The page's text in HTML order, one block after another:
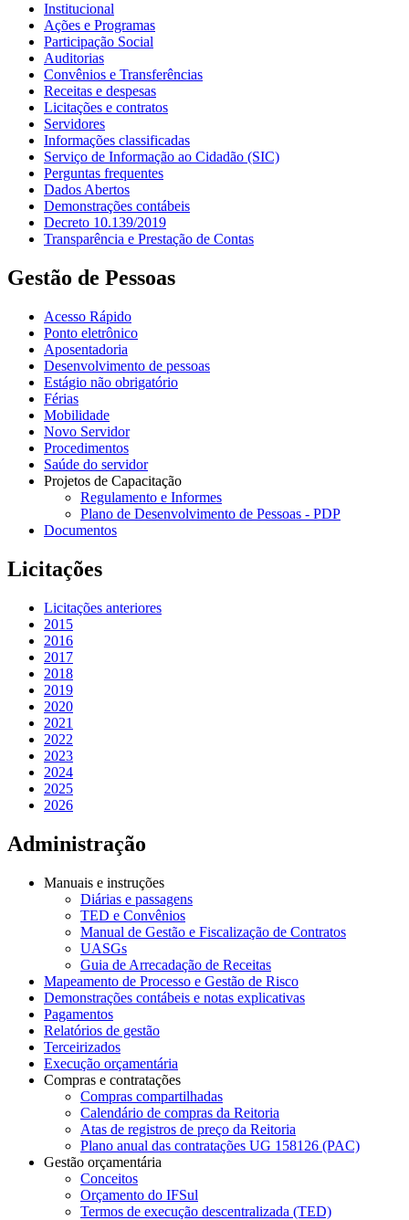
Institucional
Ações e Programas
Participação Social
Auditorias
Convênios e Transferências
Receitas e despesas
Licitações e contratos
Servidores
Informações classificadas
Serviço de Informação ao Cidadão (SIC)
Perguntas frequentes
Dados Abertos
Demonstrações contábeis
Decreto 10.139/2019
Transparência e Prestação de Contas
Gestão de Pessoas
Acesso Rápido
Ponto eletrônico
Aposentadoria
Desenvolvimento de pessoas
Estágio não obrigatório
Férias
Mobilidade
Novo Servidor
Procedimentos
Saúde do servidor
Projetos de Capacitação
Regulamento e Informes
Plano de Desenvolvimento de Pessoas - PDP
Documentos
Licitações
Licitações anteriores
2015
2016
2017
2018
2019
2020
2021
2022
2023
2024
2025
2026
Administração
Manuais e instruções
Diárias e passagens
TED e Convênios
Manual de Gestão e Fiscalização de Contratos
UASGs
Guia de Arrecadação de Receitas
Mapeamento de Processo e Gestão de Risco
Demonstrações contábeis e notas explicativas
Pagamentos
Relatórios de gestão
Terceirizados
Execução orçamentária
Compras e contratações
Compras compartilhadas
Calendário de compras da Reitoria
Atas de registros de preço da Reitoria
Plano anual das contratações UG 158126 (PAC)
Gestão orçamentária
Conceitos
Orçamento do IFSul
Termos de execução descentralizada (TED)